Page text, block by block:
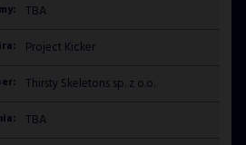
TBA
Project Kicker
Thirsty Skeletons sp. z o.o.
TBA